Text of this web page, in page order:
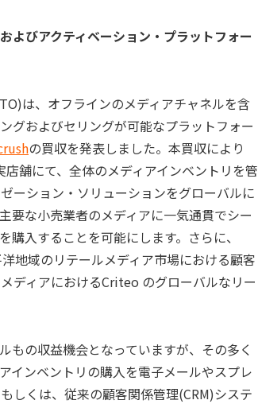
よびアクティベーション・プラットフォー
は、オフラインのメディアチャネルを含
グおよびセリングが可能なプラットフォー
の買収を発表しました。本買収により
舗にて、全体のメディアインベントリを管
ーション・ソリューションをグローバルに
要な小売業者のメディアに一気通貫でシー
入することを可能にします。さらに、
地域のリテールメディア市場における顧客
ディアにおけるCriteo のグローバルなリー
もの収益機会となっていますが、その多く
インベントリの購入を電子メールやスプレ
しくは、従来の顧客関係管理(CRM)システ